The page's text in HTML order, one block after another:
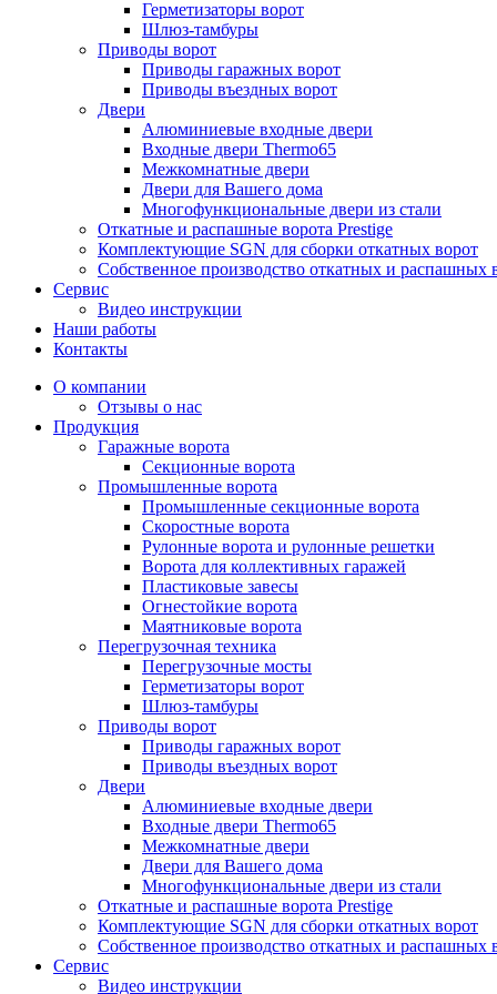
Герметизаторы ворот
Шлюз-тамбуры
Приводы ворот
Приводы гаражных ворот
Приводы въездных ворот
Двери
Алюминиевые входные двери
Входные двери Thermo65
Межкомнатные двери
Двери для Вашего дома
Многофункциональные двери из стали
Откатные и распашные ворота Prestige
Комплектующие SGN для сборки откатных ворот
Собственное производство откатных и распашных
Сервис
Видео инструкции
Наши работы
Контакты
О компании
Отзывы о нас
Продукция
Гаражные ворота
Секционные ворота
Промышленные ворота
Промышленные секционные ворота
Скоростные ворота
Рулонные ворота и рулонные решетки
Ворота для коллективных гаражей
Пластиковые завесы
Огнестойкие ворота
Маятниковые ворота
Перегрузочная техника
Перегрузочные мосты
Герметизаторы ворот
Шлюз-тамбуры
Приводы ворот
Приводы гаражных ворот
Приводы въездных ворот
Двери
Алюминиевые входные двери
Входные двери Thermo65
Межкомнатные двери
Двери для Вашего дома
Многофункциональные двери из стали
Откатные и распашные ворота Prestige
Комплектующие SGN для сборки откатных ворот
Собственное производство откатных и распашных
Сервис
Видео инструкции